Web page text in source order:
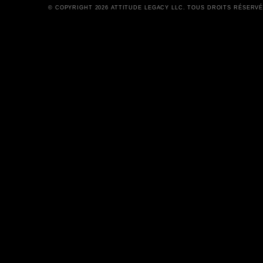
© COPYRIGHT 2026 ATTITUDE LEGACY LLC. TOUS DROITS